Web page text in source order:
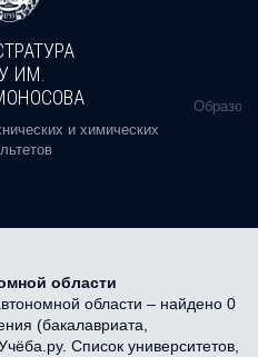
ИМ.
и химических
области
области – найдено 0
(бакалавриата,
Список университетов,